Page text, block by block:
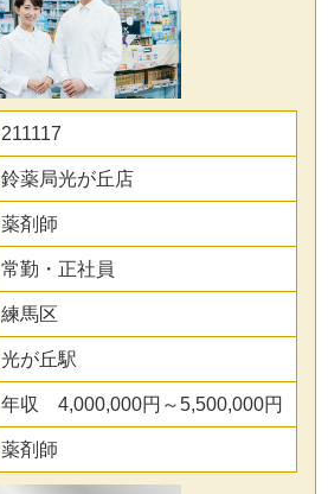
211117
鈴薬局光が丘店
薬剤師
常勤・正社員
練馬区
光が丘駅
年収 4,000,000円～5,500,000円
薬剤師